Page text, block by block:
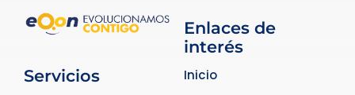
Servicios
Enlaces de
interés
Inicio